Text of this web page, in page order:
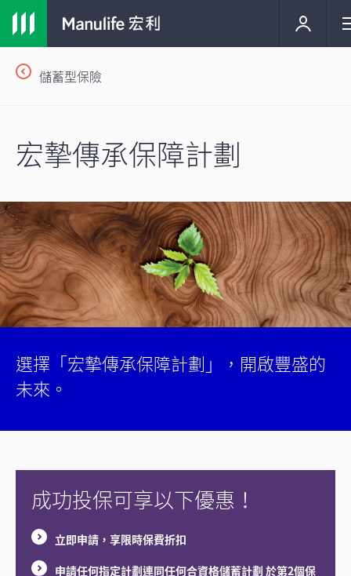
儲蓄型保險
宏摯傳承保障計劃
選擇「宏摯傳承保障計劃」，開啟豐盛的
未來。
成功投保可享以下優惠！
立即申請，享限時保費折扣
申請任何指定計劃連同任何合資格儲蓄計劃 於第2個保